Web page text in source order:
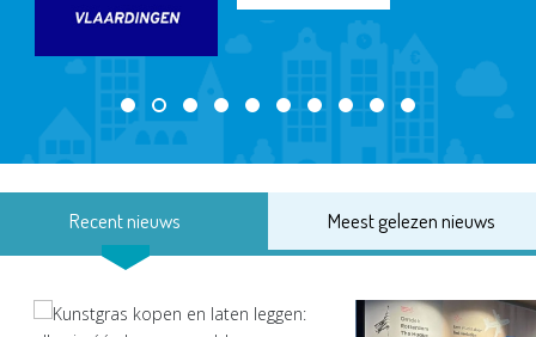
Recent nieuws Meest gelezen nieuws